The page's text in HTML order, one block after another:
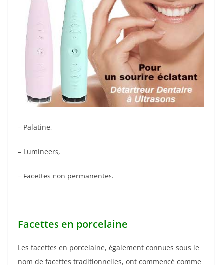
– Palatine,
– Lumineers,
– Facettes non permanentes.
Facettes en porcelaine
Les facettes en porcelaine, également connues sous le
nom de facettes traditionnelles, ont commencé comme